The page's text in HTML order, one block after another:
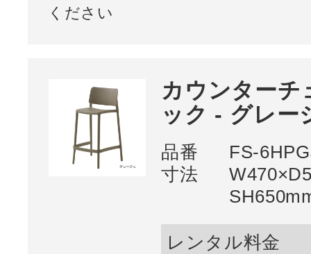
ください
カウンターチ
ック - グレー
品番
FS-
寸法
レンタル料金